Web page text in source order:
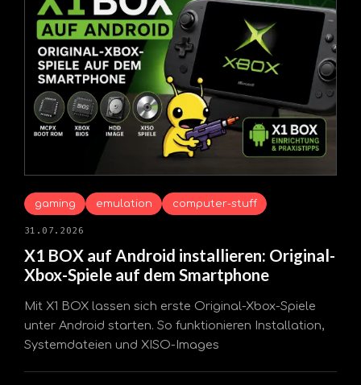
gaming emulation computer-stuff
31.07.2026
X1 BOX auf Android installieren: Original-
Xbox-Spiele auf dem Smartphone
Mit X1 BOX lassen sich erste Original-Xbox-Spiele
unter Android starten. So funktionieren Installation,
Systemdateien und XISO-Images